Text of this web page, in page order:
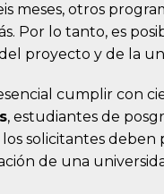
meses, otros
Por lo tanto, es
proyecto y de la
cumplir con
, estudiantes de
los solicitantes
de una